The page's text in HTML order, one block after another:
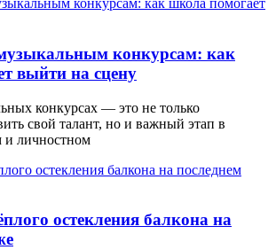
конкурсам: как
выйти на сцену
конкурсах — это не только
свой талант, но и важный этап в
и личностном
остекления балкона на